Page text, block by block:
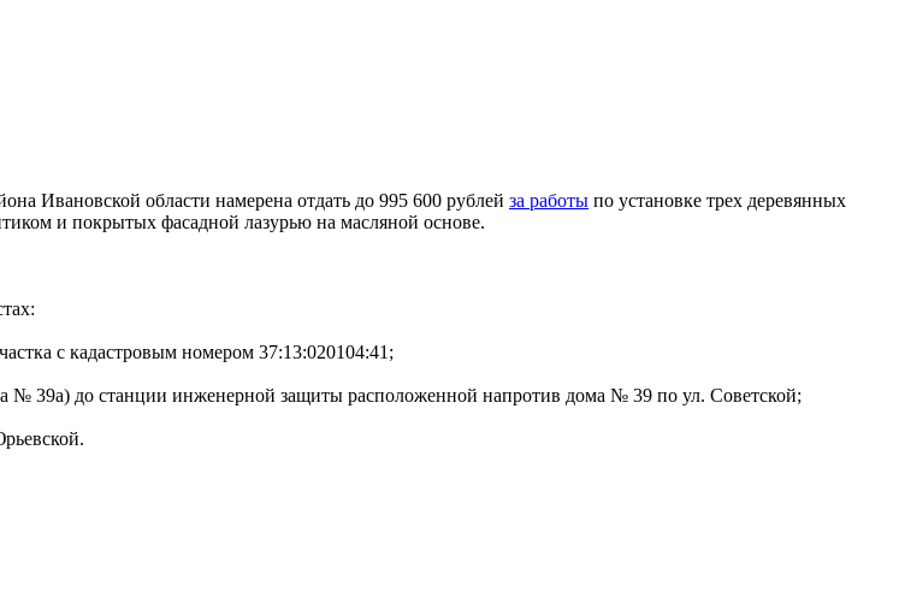
Ивановской области намерена отдать до 995 600 рублей за работы по установке трех деревянных
и покрытых фасадной лазурью на масляной основе.
с кадастровым номером 37:13:020104:41;
№ 39а) до станции инженерной защиты расположенной напротив дома № 39 по ул. Советской;